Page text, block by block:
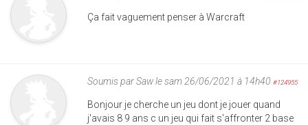
Ça fait vaguement penser à Warcraft
Soumis parSawle sam 26/06/2021 à 14h40 #124955
Bonjour je cherche un jeu dont je jouer quand
j'avais 8 9 ans c un jeu qui fait s'affronter 2 base